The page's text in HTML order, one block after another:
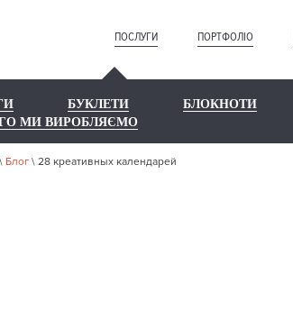
ПОСЛУГИ ПОРТФОЛІО
БУКЛЕТИ БЛОКНОТИ
МИ ВИРОБЛЯЄМО
\ Блог \ 28 креативных календарей